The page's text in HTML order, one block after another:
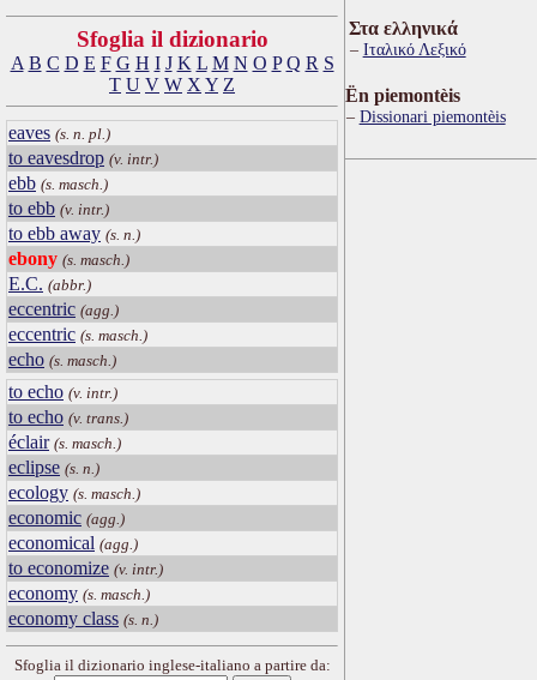
Sfoglia il dizionario
A B C D E F G H I J K L M N O P Q R S
T U V W X Y Z
eaves (s. n. pl.)
to eavesdrop (v. intr.)
ebb (s. masch.)
to ebb (v. intr.)
to ebb away (s. n.)
ebony (s. masch.)
E.C. (abbr.)
eccentric (agg.)
eccentric (s. masch.)
echo (s. masch.)
to echo (v. intr.)
to echo (v. trans.)
éclair (s. masch.)
eclipse (s. n.)
ecology (s. masch.)
economic (agg.)
economical (agg.)
to economize (v. intr.)
economy (s. masch.)
economy class (s. n.)
Sfoglia il dizionario inglese-italiano a partire da:
Στα ελληνικά
Ιταλικό Λεξικό
Ën piemontèis
Dissionari piemontèis